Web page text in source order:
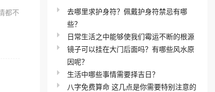
都不
去哪里求护身符？佩戴护身符禁忌有哪
些？
日常生活之中能够使我们霉运不断的根源
镜子可以挂在大门后面吗？有哪些风水原
因呢？
生活中哪些事情需要择吉日？
八字免费算命 这几点是你需要特别注意的